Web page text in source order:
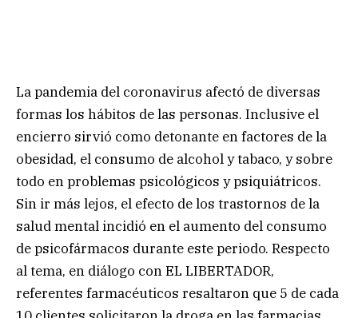
La pandemia del coronavirus afectó de diversas
formas los hábitos de las personas. Inclusive el
encierro sirvió como detonante en factores de la
obesidad, el consumo de alcohol y tabaco, y sobre
todo en problemas psicológicos y psiquiátricos.
Sin ir más lejos, el efecto de los trastornos de la
salud mental incidió en el aumento del consumo
de psicofármacos durante este periodo. Respecto
al tema, en diálogo con EL LIBERTADOR,
referentes farmacéuticos resaltaron que 5 de cada